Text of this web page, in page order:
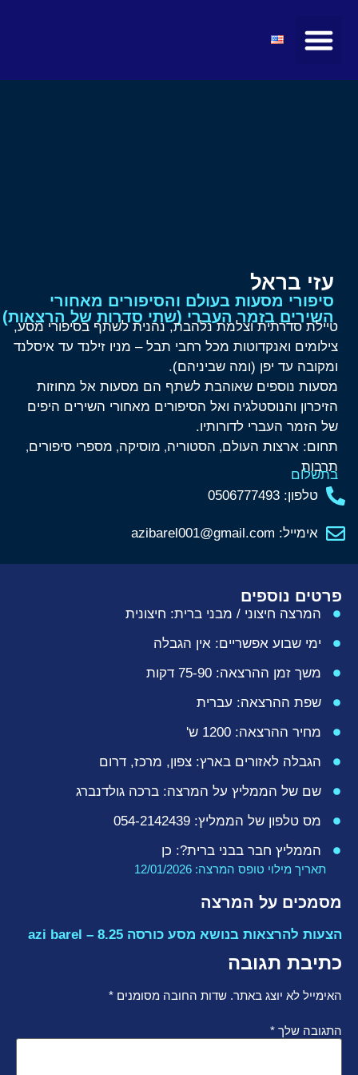
עזי בראל
סיפורי מסעות בעולם והסיפורים מאחורי
השירים בזמר העברי (שתי סדרות של הרצאות)
טיילת סדרתית וצלמת נלהבת, נהנית לשתף בסיפורי מסע,
צילומים ואנקדוטות מכל רחבי תבל – מניו זילנד עד איסלנד
ומקובה עד יפן (ומה שביניהם).
מסעות נוספים שאוהבת לשתף הם מסעות אל מחוזות
הזיכרון והנוסטלגיה ואל הסיפורים מאחורי השירים היפים
של הזמר העברי לדורותיו.
תחום: ארצות העולם, הסטוריה, מוסיקה, מספרי סיפורים,
תרבות
בתשלום
טלפון: 0506777493
אימייל: azibarel001@gmail.com
פרטים נוספים
המרצה חיצוני / מבני ברית: חיצונית
ימי שבוע אפשריים: אין הגבלה
משך זמן ההרצאה: 75-90 דקות
שפת ההרצאה: עברית
מחיר ההרצאה: 1200 ש'
הגבלה לאזורים בארץ: צפון, מרכז, דרום
שם של הממליץ על המרצה: ברכה גולדנברג
מס טלפון של הממליץ: 054-2142439
הממליץ חבר בבני ברית?: כן
תאריך מילוי טופס המרצה: 12/01/2026
מסמכים על המרצה
הצעות להרצאות בנושא מסע כורסה 8.25 – azi barel
כתיבת תגובה
האימייל לא יוצג באתר. שדות החובה מסומנים *
התגובה שלך *